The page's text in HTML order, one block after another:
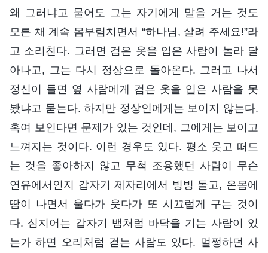
왜 그러냐고 물어도 그는 자기에게 말을 거는 것도
모른 채 계속 몸부림치면서 “하나님, 살려 주세요!”라
고 소리친다. 그러면 검은 옷을 입은 사람이 놀라 달
아나고, 그는 다시 정상으로 돌아온다. 그러고 나서
정신이 들면 옆 사람에게 검은 옷을 입은 사람을 못
봤냐고 묻는다. 하지만 정상인에게는 보이지 않는다.
혹여 보인다면 문제가 있는 것인데, 그에게는 보이고
느껴지는 것이다. 이런 경우도 있다. 평소 웃고 떠드
는 것을 좋아하지 않고 무척 조용했던 사람이 무슨
연유에서인지 갑자기 제자리에서 빙빙 돌고, 온몸에
땀이 나면서 울다가 웃다가 또 시끄럽게 구는 것이
다. 심지어는 갑자기 뱀처럼 바닥을 기는 사람이 있
는가 하면 오리처럼 걷는 사람도 있다. 멀쩡하던 사